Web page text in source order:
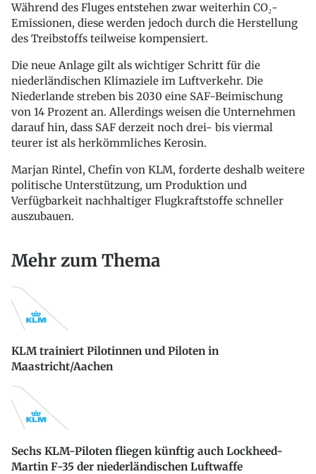
Während des Fluges entstehen zwar weiterhin CO₂-
Emissionen, diese werden jedoch durch die Herstellung
des Treibstoffs teilweise kompensiert.
Die neue Anlage gilt als wichtiger Schritt für die
niederländischen Klimaziele im Luftverkehr. Die
Niederlande streben bis 2030 eine SAF-Beimischung
von 14 Prozent an. Allerdings weisen die Unternehmen
darauf hin, dass SAF derzeit noch drei- bis viermal
teurer ist als herkömmliches Kerosin.
Marjan Rintel, Chefin von KLM, forderte deshalb weitere
politische Unterstützung, um Produktion und
Verfügbarkeit nachhaltiger Flugkraftstoffe schneller
auszubauen.
Mehr zum Thema
KLM trainiert Pilotinnen und Piloten in
Maastricht/Aachen
Sechs KLM-Piloten fliegen künftig auch Lockheed-
Martin F-35 der niederländischen Luftwaffe